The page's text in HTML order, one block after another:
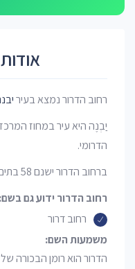
רחוב הדרור נמצא בעיר
יַבְנֶה היא עיר במחוז
הדרומי.
ברחוב הדרור ישנם 58 בתים עם 58 מיקודים שונים.
רחוב הדרור ידוע גם בשם:
רחוב דרור
משמעות השם:
הדרור הוא רומן הבכורה